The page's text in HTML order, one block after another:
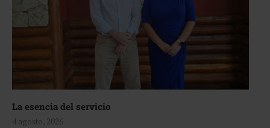
La esencia del servicio
4 agosto, 2026